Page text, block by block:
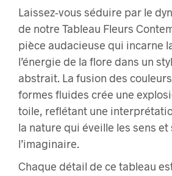
Laissez-vous séduire par le
de notre Tableau Fleurs
pièce audacieuse qui incarne
l’énergie de la flore dans un
abstrait. La fusion des
formes fluides crée une
toile, reflétant une
la nature qui éveille les sens et
l’imaginaire.
Chaque détail de ce tableau